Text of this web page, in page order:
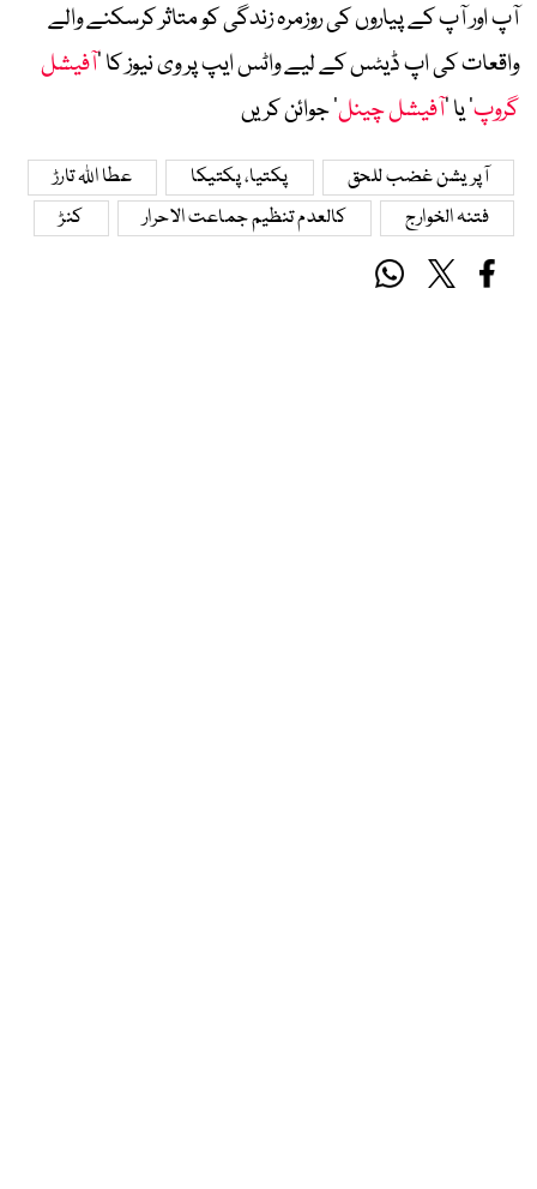
آپ اور آپ کے پیاروں کی روزمرہ زندگی کو متاثر کرسکنے والے
واقعات کی اپ ڈیٹس کے لیے واٹس ایپ پر وی نیوز کا ’آفیشل
گروپ‘ یا ’آفیشل چینل‘ جوائن کریں
آپریشن غضب للحق پکتیا، پکتیکا
عطا اللہ تارڑ
فتنہ الخوارج
کالعدم تنظیم جماعت الاحرار کنڑ